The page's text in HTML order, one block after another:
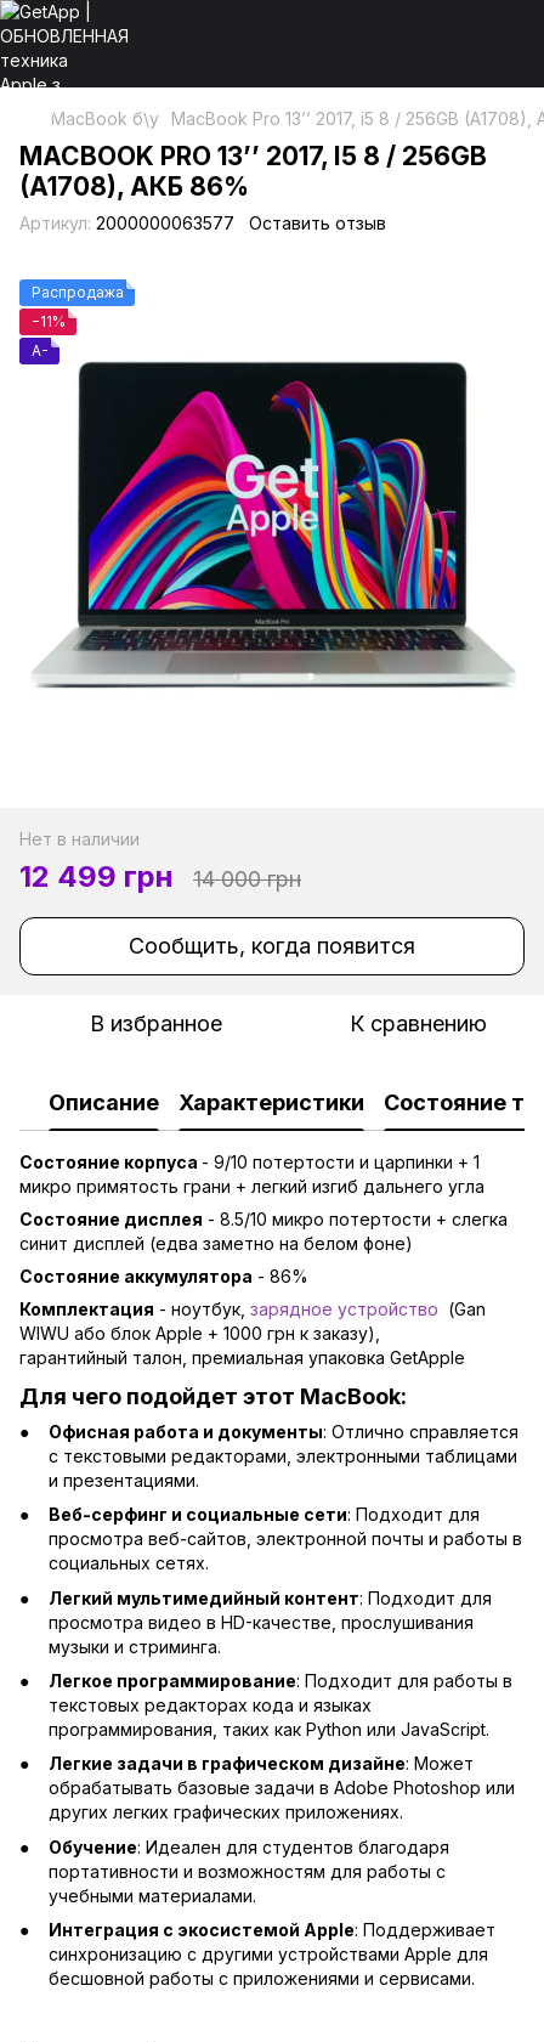
MacBook б\у MacBook Pro 13’’ 2017, i5 8 / 256GB
MACBOOK PRO 13’’ 2017, I5 8 / 256GB
(A1708), АКБ 86%
Артикул: 2000000063577 Оставить отзыв
Распродажа
−11%
A-
Нет в наличии
12 499 грн 14 000 грн
Сообщить, когда появится
В избранное К сравнению
Описание Характеристики Состояние
Состояние корпуса - 9/10 потертости и царпинки + 1
микро примятость грани + легкий изгиб дальнего угла
Состояние дисплея - 8.5/10 микро потертости + слегка
синит дисплей (едва заметно на белом фоне)
Состояние аккумулятора - 86%
Комплектация - ноутбук, зарядное устройство (Gan
WIWU або блок Apple + 1000 грн к заказу),
гарантийный талон, премиальная упаковка GetApple
Для чего подойдет этот MacBook:
Офисная работа и документы: Отлично справляется
с текстовыми редакторами, электронными таблицами
и презентациями.
Веб-серфинг и социальные сети: Подходит для
просмотра веб-сайтов, электронной почты и работы в
социальных сетях.
Легкий мультимедийный контент: Подходит для
просмотра видео в HD-качестве, прослушивания
музыки и стриминга.
Легкое программирование: Подходит для работы в
текстовых редакторах кода и языках
программирования, таких как Python или JavaScript.
Легкие задачи в графическом дизайне: Может
обрабатывать базовые задачи в Adobe Photoshop или
других легких графических приложениях.
Обучение: Идеален для студентов благодаря
портативности и возможностям для работы с
учебными материалами.
Интеграция с экосистемой Apple: Поддерживает
синхронизацию с другими устройствами Apple для
бесшовной работы с приложениями и сервисами.